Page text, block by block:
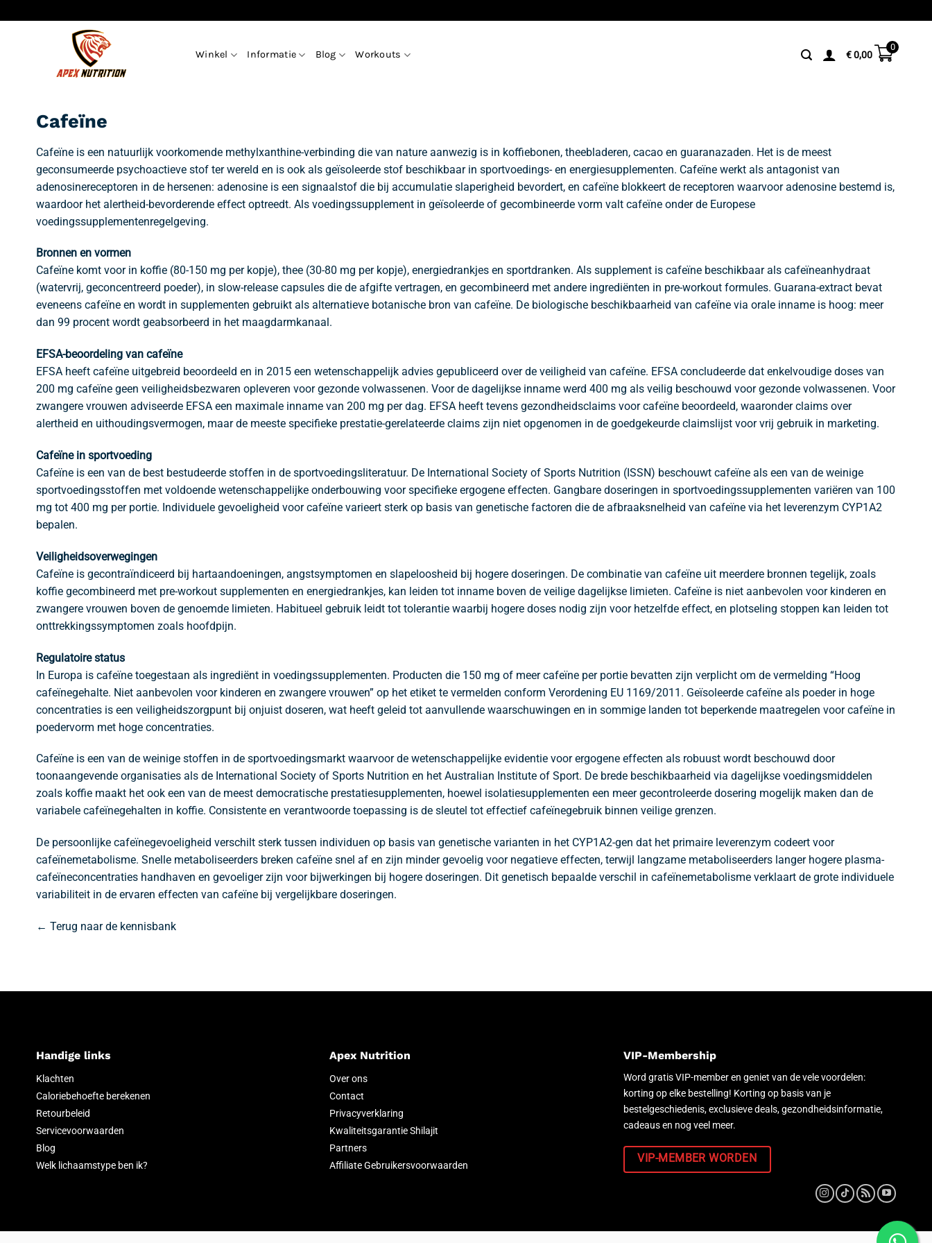
naar
Winkel Informatie Blog Workouts €0,00
0
Cafeïne
Cafeïne is een natuurlijk voorkomende methylxanthine-verbinding die van nature aanwezig is in koffiebonen, theebladeren, cacao en guaranazaden. Het is de meest
geconsumeerde psychoactieve stof ter wereld en is ook als geïsoleerde stof beschikbaar in sportvoedings- en energiesupplementen. Cafeïne werkt als antagonist van
adenosinereceptoren in de hersenen: adenosine is een signaalstof die bij accumulatie slaperigheid bevordert, en cafeïne blokkeert de receptoren waarvoor adenosine bestemd is,
waardoor het alertheid-bevorderende effect optreedt. Als voedingssupplement in geïsoleerde of gecombineerde vorm valt cafeïne onder de Europese
voedingssupplementenregelgeving.
Bronnen en vormen
Cafeïne komt voor in koffie (80-150 mg per kopje), thee (30-80 mg per kopje), energiedrankjes en sportdranken. Als supplement is cafeïne beschikbaar als cafeïneanhydraat
(watervrij, geconcentreerd poeder), in slow-release capsules die de afgifte vertragen, en gecombineerd met andere ingrediënten in pre-workout formules. Guarana-extract bevat
eveneens cafeïne en wordt in supplementen gebruikt als alternatieve botanische bron van cafeïne. De biologische beschikbaarheid van cafeïne via orale inname is hoog: meer
dan 99 procent wordt geabsorbeerd in het maagdarmkanaal.
EFSA-beoordeling van cafeïne
EFSA heeft cafeïne uitgebreid beoordeeld en in 2015 een wetenschappelijk advies gepubliceerd over de veiligheid van cafeïne. EFSA concludeerde dat enkelvoudige doses van
200 mg cafeïne geen veiligheidsbezwaren opleveren voor gezonde volwassenen. Voor de dagelijkse inname werd 400 mg als veilig beschouwd voor gezonde volwassenen. Voor
zwangere vrouwen adviseerde EFSA een maximale inname van 200 mg per dag. EFSA heeft tevens gezondheidsclaims voor cafeïne beoordeeld, waaronder claims over
alertheid en uithoudingsvermogen, maar de meeste specifieke prestatie-gerelateerde claims zijn niet opgenomen in de goedgekeurde claimslijst voor vrij gebruik in marketing.
Cafeïne in sportvoeding
Cafeïne is een van de best bestudeerde stoffen in de sportvoedingsliteratuur. De International Society of Sports Nutrition (ISSN) beschouwt cafeïne als een van de weinige
sportvoedingsstoffen met voldoende wetenschappelijke onderbouwing voor specifieke ergogene effecten. Gangbare doseringen in sportvoedingssupplementen variëren van 100
mg tot 400 mg per portie. Individuele gevoeligheid voor cafeïne varieert sterk op basis van genetische factoren die de afbraaksnelheid van cafeïne via het leverenzym CYP1A2
bepalen.
Veiligheidsoverwegingen
Cafeïne is gecontraïndiceerd bij hartaandoeningen, angstsymptomen en slapeloosheid bij hogere doseringen. De combinatie van cafeïne uit meerdere bronnen tegelijk, zoals
koffie gecombineerd met pre-workout supplementen en energiedrankjes, kan leiden tot inname boven de veilige dagelijkse limieten. Cafeïne is niet aanbevolen voor kinderen en
zwangere vrouwen boven de genoemde limieten. Habitueel gebruik leidt tot tolerantie waarbij hogere doses nodig zijn voor hetzelfde effect, en plotseling stoppen kan leiden tot
onttrekkingssymptomen zoals hoofdpijn.
Regulatoire status
In Europa is cafeïne toegestaan als ingrediënt in voedingssupplementen. Producten die 150 mg of meer cafeïne per portie bevatten zijn verplicht om de vermelding “Hoog
cafeïnegehalte. Niet aanbevolen voor kinderen en zwangere vrouwen” op het etiket te vermelden conform Verordening EU 1169/2011. Geïsoleerde cafeïne als poeder in hoge
concentraties is een veiligheidszorgpunt bij onjuist doseren, wat heeft geleid tot aanvullende waarschuwingen en in sommige landen tot beperkende maatregelen voor cafeïne in
poedervorm met hoge concentraties.
Cafeïne is een van de weinige stoffen in de sportvoedingsmarkt waarvoor de wetenschappelijke evidentie voor ergogene effecten als robuust wordt beschouwd door
toonaangevende organisaties als de International Society of Sports Nutrition en het Australian Institute of Sport. De brede beschikbaarheid via dagelijkse voedingsmiddelen
zoals koffie maakt het ook een van de meest democratische prestatiesupplementen, hoewel isolatiesupplementen een meer gecontroleerde dosering mogelijk maken dan de
variabele cafeïnegehalten in koffie. Consistente en verantwoorde toepassing is de sleutel tot effectief cafeïnegebruik binnen veilige grenzen.
De persoonlijke cafeïnegevoeligheid verschilt sterk tussen individuen op basis van genetische varianten in het CYP1A2-gen dat het primaire leverenzym codeert voor
cafeïnemetabolisme. Snelle metaboliseerders breken cafeïne snel af en zijn minder gevoelig voor negatieve effecten, terwijl langzame metaboliseerders langer hogere plasma-
cafeïneconcentraties handhaven en gevoeliger zijn voor bijwerkingen bij hogere doseringen. Dit genetisch bepaalde verschil in cafeïnemetabolisme verklaart de grote individuele
variabiliteit in de ervaren effecten van cafeïne bij vergelijkbare doseringen.
← Terug naar de kennisbank
Handige links
Klachten
Caloriebehoefte berekenen
Retourbeleid
Servicevoorwaarden
Blog
Welk lichaamstype ben ik?
Apex Nutrition
Over ons
Contact
Privacyverklaring
Kwaliteitsgarantie Shilajit
Partners
Affiliate Gebruikersvoorwaarden
VIP-Membership
Word gratis VIP-member en geniet van de vele voordelen:
korting op elke bestelling! Korting op basis van je
bestelgeschiedenis, exclusieve deals, gezondheidsinformatie,
cadeaus en nog veel meer.
VIP-MEMBER WORDEN